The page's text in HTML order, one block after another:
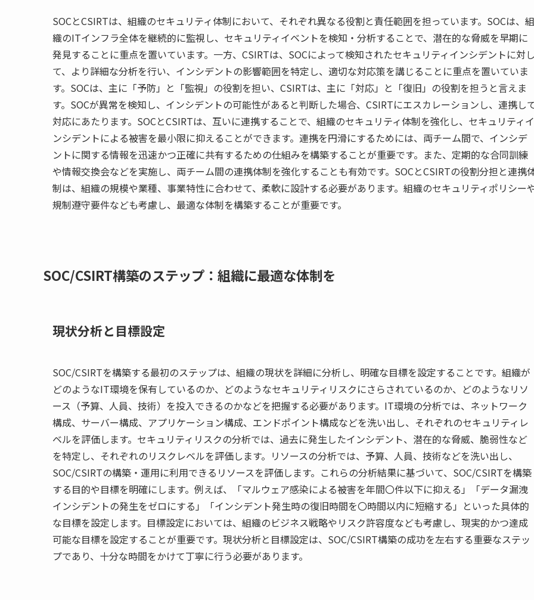
SOCとCSIRTは、組織のセキュリティ体制において、それぞれ異なる役割と責任範囲を担っています。SOCは、組
織のITインフラ全体を継続的に監視し、セキュリティイベントを検知・分析することで、潜在的な脅威を早期に
発見することに重点を置いています。一方、CSIRTは、SOCによって検知されたセキュリティインシデントに対
て、より詳細な分析を行い、インシデントの影響範囲を特定し、適切な対応策を講じることに重点を置いていま
す。SOCは、主に「予防」と「監視」の役割を担い、CSIRTは、主に「対応」と「復旧」の役割を担うと言えま
す。SOCが異常を検知し、インシデントの可能性があると判断した場合、CSIRTにエスカレーションし、連携し
対応にあたります。SOCとCSIRTは、互いに連携することで、組織のセキュリティ体制を強化し、セキュリティイ
ンシデントによる被害を最小限に抑えることができます。連携を円滑にするためには、両チーム間で、インシデ
ントに関する情報を迅速かつ正確に共有するための仕組みを構築することが重要です。また、定期的な合同訓練
や情報交換会などを実施し、両チーム間の連携体制を強化することも有効です。SOCとCSIRTの役割分担と連携
制は、組織の規模や業種、事業特性に合わせて、柔軟に設計する必要があります。組織のセキュリティポリシー
規制遵守要件なども考慮し、最適な体制を構築することが重要です。
SOC/CSIRT構築のステップ：組織に最適な体制を
現状分析と目標設定
SOC/CSIRTを構築する最初のステップは、組織の現状を詳細に分析し、明確な目標を設定することです。組織が
どのようなIT環境を保有しているのか、どのようなセキュリティリスクにさらされているのか、どのようなリソ
ース（予算、人員、技術）を投入できるのかなどを把握する必要があります。IT環境の分析では、ネットワーク
構成、サーバー構成、アプリケーション構成、エンドポイント構成などを洗い出し、それぞれのセキュリティレ
ベルを評価します。セキュリティリスクの分析では、過去に発生したインシデント、潜在的な脅威、脆弱性など
を特定し、それぞれのリスクレベルを評価します。リソースの分析では、予算、人員、技術などを洗い出し、
SOC/CSIRTの構築・運用に利用できるリソースを評価します。これらの分析結果に基づいて、SOC/CSIRTを構築
する目的や目標を明確にします。例えば、「マルウェア感染による被害を年間〇件以下に抑える」「データ漏洩
インシデントの発生をゼロにする」「インシデント発生時の復旧時間を〇時間以内に短縮する」といった具体的
な目標を設定します。目標設定においては、組織のビジネス戦略やリスク許容度なども考慮し、現実的かつ達成
可能な目標を設定することが重要です。現状分析と目標設定は、SOC/CSIRT構築の成功を左右する重要なステッ
プであり、十分な時間をかけて丁寧に行う必要があります。